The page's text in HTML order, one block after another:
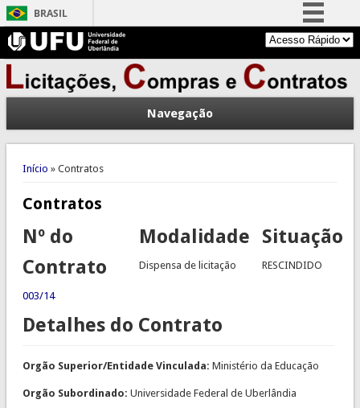
BRASIL
Simplifique!
Comunica BR
Participe
Acesso à informação
Legislação
Navegação
Você está aqui
Início » Contratos
Contratos
Nº do
Contrato
003/14
Modalidade
Dispensa de licitação
Situação
RESCINDIDO
Detalhes do Contrato
Orgão Superior/Entidade Vinculada: Ministério da Educação
Orgão Subordinado: Universidade Federal de Uberlândia